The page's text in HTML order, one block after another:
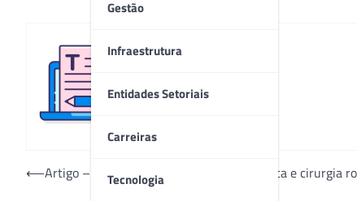
Gestão
Infraestrutura
Entidades Setoriais
Carreiras
Tecnologia
Navegação
⟵Artigo – Novembro Azul, câncer de próstata e cirurgia